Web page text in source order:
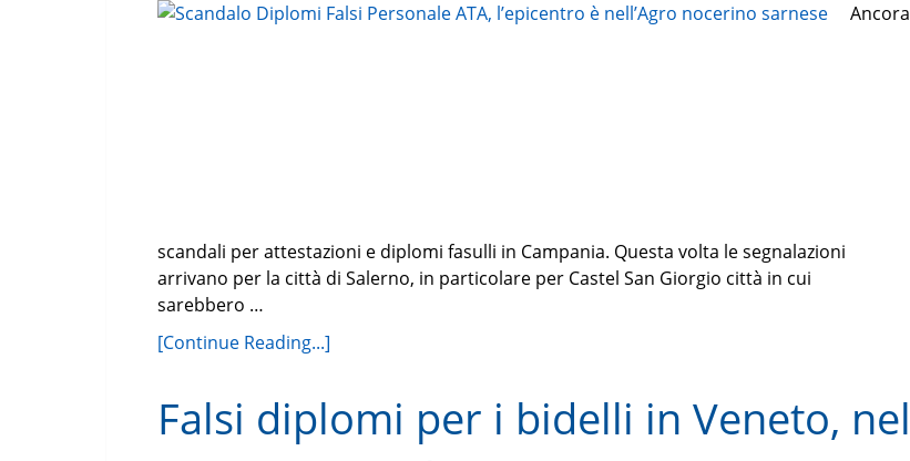
Ancora
scandali per attestazioni e diplomi fasulli in Campania. Questa volta le segnalazioni
arrivano per la città di Salerno, in particolare per Castel San Giorgio città in cui
sarebbero …
[Continue Reading...]
Falsi diplomi per i bidelli in Veneto, nel